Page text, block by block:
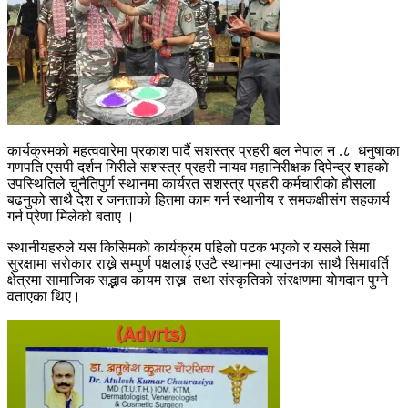
कार्यक्रमकाे महत्ववारेमा प्रकाश पार्दै सशस्त्र प्रहरी बल नेपाल न .८ धनुषाका
गणपति एसपी दर्शन गिरीले सशस्त्र प्रहरी नायव महानिरीक्षक दिपेन्द्र शाहकाे
उपस्थितिले चुनैतिपुर्ण स्थानमा कार्यरत सशस्त्र प्रहरी कर्मचारीकाे हौसला
बढनुको साथै देश र जनताकाे हितमा काम गर्न स्थानीय र समकक्षीसंग सहकार्य
गर्न प्रेणा मिलेकाे बताए ।
स्थानीयहरुले यस किसिमकाे कार्यक्रम पहिलाे पटक भएकाे र यसले सिमा
सुरक्षामा सराेकार राख्ने सम्पुर्ण पक्षलाई एउटै स्थानमा ल्याउनका साथै सिमावर्ति
क्षेत्रमा सामाजिक सद्भाव कायम राख्न तथा संस्कृतिकाे संरक्षणमा याेगदान पुग्ने
वताएका थिए।